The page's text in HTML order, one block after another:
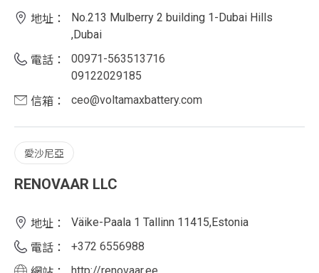
地址：
No.213 Mulberry 2 building 1-Dubai Hills
,Dubai
電話：
00971-563513716
09122029185
信箱：
ceo@voltamaxbattery.com
愛沙尼亞
RENOVAAR LLC
地址：
Väike-Paala 1 Tallinn 11415,Estonia
電話：
+372 6556988